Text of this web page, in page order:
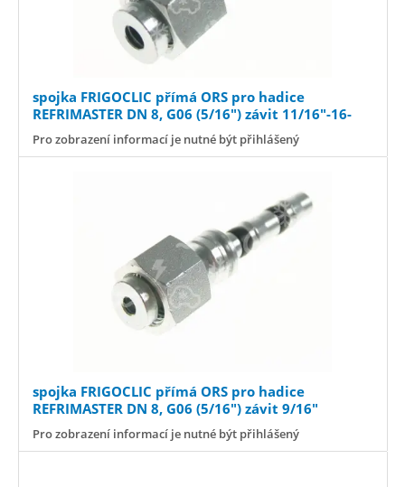
spojka FRIGOCLIC přímá ORS pro hadice
REFRIMASTER DN 8, G06 (5/16") závit 11/16"-16-
UN-2B //náhr.93 45-301
Pro zobrazení informací je nutné být přihlášený
spojka FRIGOCLIC přímá ORS pro hadice
REFRIMASTER DN 8, G06 (5/16") závit 9/16"
//náhr.93 45-300
Pro zobrazení informací je nutné být přihlášený